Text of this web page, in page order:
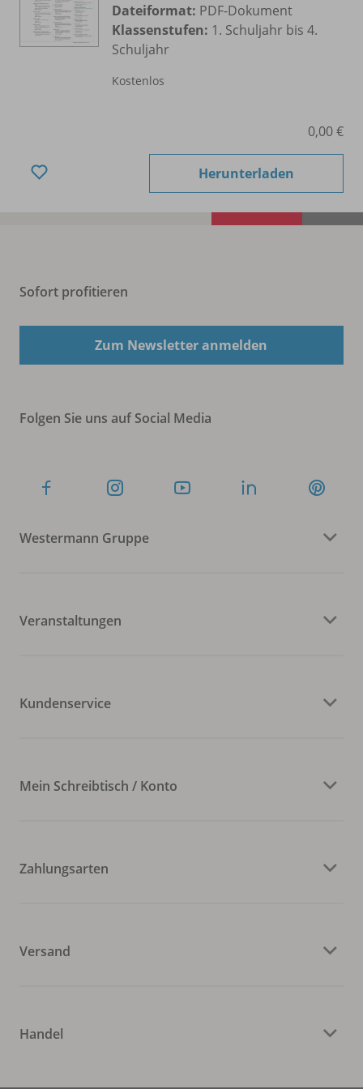
Dateiformat: PDF-Dokument
Klassenstufen: 1. Schuljahr bis 4.
Schuljahr
Kostenlos
0,00 €
Herunterladen
Sofort profitieren
Zum Newsletter anmelden
Folgen Sie uns auf Social Media
Westermann Gruppe
Veranstaltungen
Kundenservice
Mein Schreibtisch / Konto
Zahlungsarten
Versand
Handel